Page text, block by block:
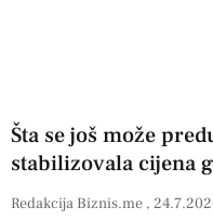
Šta se još može
stabilizovala cijena
Redakcija Biznis.me